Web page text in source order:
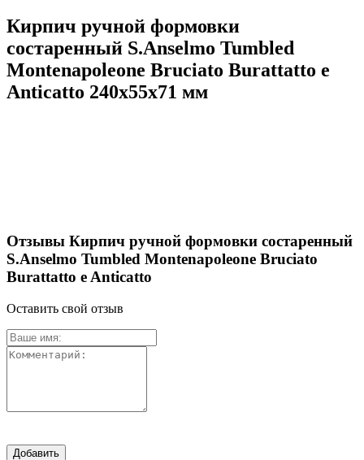
Кирпич ручной формовки
состаренный S.Anselmo Tumbled
Montenapoleone Bruciato Burattatto e
Anticatto 240х55х71 мм
Отзывы Кирпич ручной формовки состаренный
S.Anselmo Tumbled Montenapoleone Bruciato
Burattatto e Anticatto
Оставить свой отзыв